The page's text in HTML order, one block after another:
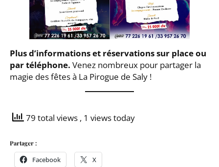
Plus d’informations et réservations sur place ou
par téléphone. Venez nombreux pour partager la
magie des fêtes à La Pirogue de Saly !
79 total views , 1 views today
Partager :
Facebook X